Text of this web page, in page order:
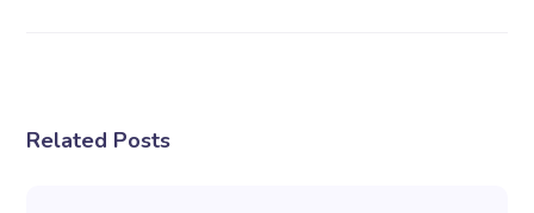
Related Posts